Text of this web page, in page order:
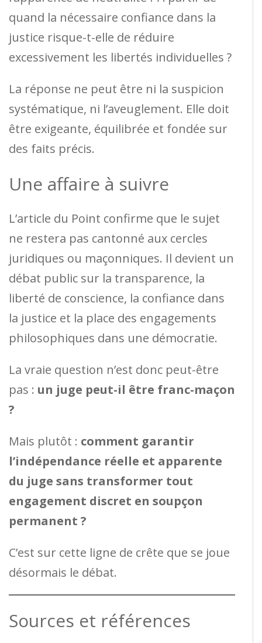
quand la nécessaire confiance dans la
justice risque-t-elle de réduire
excessivement les libertés individuelles ?
La réponse ne peut être ni la suspicion
systématique, ni l’aveuglement. Elle doit
être exigeante, équilibrée et fondée sur
des faits précis.
Une affaire à suivre
L’article du Point confirme que le sujet
ne restera pas cantonné aux cercles
juridiques ou maçonniques. Il devient un
débat public sur la transparence, la
liberté de conscience, la confiance dans
la justice et la place des engagements
philosophiques dans une démocratie.
La vraie question n’est donc peut-être
pas : un juge peut-il être franc-maçon
?
Mais plutôt : comment garantir
l’indépendance réelle et apparente
du juge sans transformer tout
engagement discret en soupçon
permanent ?
C’est sur cette ligne de crête que se joue
désormais le débat.
Sources et références